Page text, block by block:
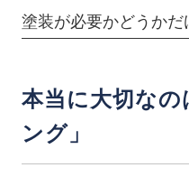
塗装が必要かどうかだ
本当に大切なの
ング」